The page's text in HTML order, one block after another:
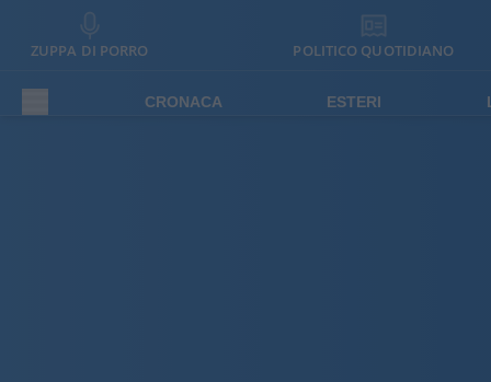
ZUPPA DI PORRO POLITICO QUOTIDIANO
CRONACA ESTERI